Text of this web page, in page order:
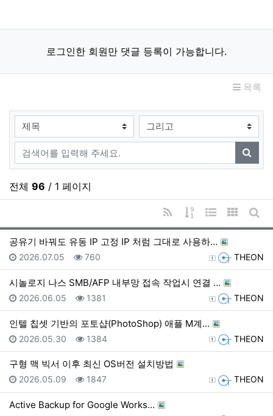
로그인한 회원만 댓글 등록이 가능합니다.
목록
검색대상
검색어
검색
전체 96 / 1 페이지
RSS
게시물 정렬
웹진 스타일
갤러리게
공유기 바꿔도 유동 IP 고정 IP 처럼 그대로 사용하…
등록자 THEON
등록일
2026.07.05 조회
760
시놀로지 나스 SMB/AFP 내부망 접속 작업시 연결 …
등록자 THEON
등록일
2026.06.05 조회
1381
인텔 칩셋 기반의 포토샵(PhotoShop) 애플 M계…
등록자 THEON
등록일
2026.05.30 조회
1384
구형 맥 빅서 이후 최신 OS버전 설치방법
등록자 THEON
등록일
2026.05.09 조회
1847
Active Backup for Google Works…